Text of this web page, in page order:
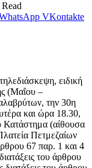
VKontakte
ειδική
(Μαΐου –
την 30η
και ώρα 18.30,
Κατάστημα (αίθουσα
Πετμεζαίων
67 παρ. 1 και 4
του άρθρου